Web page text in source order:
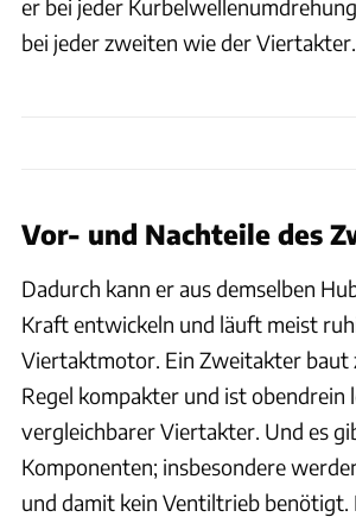
er bei jeder
bei jeder zweiten wie der Viertakter.
Vor- und Nachteile des
Dadurch kann er aus demselben
Kraft entwickeln und läuft meist
Viertaktmotor. Ein Zweitakter baut
Regel kompakter und ist obendrein
vergleichbarer Viertakter. Und es
Komponenten; insbesondere
und damit kein Ventiltrieb benötigt.